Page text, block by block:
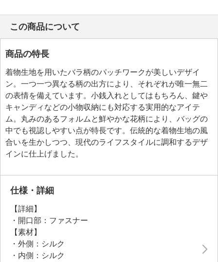
この商品について
商品の特長
着物生地を用いたバラ柄のパッチワークが美しいデザイ
ン。一つ一つ異なる柄の出方により、それぞれが唯一無二
の表情を備えています。小銭入れとしてはもちろん、鍵や
キャンディなどの小物収納にも対応する実用的なアイテ
ム。丸みのあるフォルムと鮮やかな花柄により、バッグの
中でも視認しやすい点が特長です。伝統的な着物生地の風
合いを生かしつつ、現代のライフスタイルに調和するデザ
インに仕上げました。
仕様・詳細
【詳細】
・開口部：ファスナー
【素材】
・外側：シルク
・内側：シルク